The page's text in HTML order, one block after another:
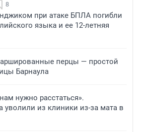
8
при атаке БПЛА погибли
языка и ее 12-летняя
перцы — простой
Барнаула
нужно расстаться».
уволили из клиники из-за мата в